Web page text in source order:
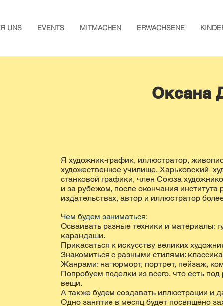
UNS EVENTS MITMACHEN ERWACHSENE
Оксана
Я художник-график, иллюстратор,
художественное училище, Харьковский
станковой графики, член Союза
и за рубежом, после окончания
издательствах, автор и иллюстратор
Чем будем заниматься:
Осваивать разные техники и материалы:
карандаши.
Прикасаться к искусству великих
Знакомиться с разными стилями:
Жанрами: натюрморт, портрет, пейзаж,
Попробуем поделки из всего, что есть
вещи.
А также будем создавать иллюстрации и
Одно занятие в месяц будет посвящено